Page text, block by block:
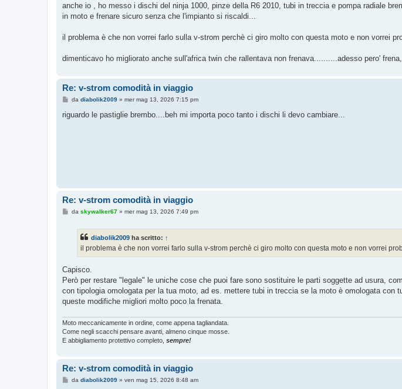
i
o
anche io , ho messo i dischi del ninja 1000, pinze della R6 2010, tubi in treccia e pompa radiale
in moto e frenare sicuro senza che l'impianto si riscaldi...
il problema è che non vorrei farlo sulla v-strom perchè ci giro molto con questa moto e non vorrei
dimenticavo ho migliorato anche sull'africa twin che rallentava non frenava..........adesso pero'
Re: v-strom comodità in viaggio
M
s
s
da diabolik2009» mer mag 13, 2026 7:15 pm
riguardo le pastiglie brembo....beh mi importa poco tanto i dischi li devo cambiare...
Re: v-strom comodità in viaggio
M
o
da skywalker67» mer mag 13, 2026 7:49 pm
diabolik2009 ha scritto: ↑
il problema è che non vorrei farlo sulla v-strom perchè ci giro molto con questa moto e non vorrei
Capisco.
Però per restare "legale" le uniche cose che puoi fare sono sostituire le parti soggette ad usura,
con tipologia omologata per la tua moto, ad es. mettere tubi in treccia se la moto è omologata con
queste modifiche migliori molto poco la frenata.
Moto meccanicamente in ordine, come appena tagliandata.
Come negli scacchi pensare avanti, almeno cinque mosse.
E abbigliamento protettivo completo, sempre!
Re: v-strom comodità in viaggio
Mda diabolik2009» ven mag 15, 2026 8:48 am